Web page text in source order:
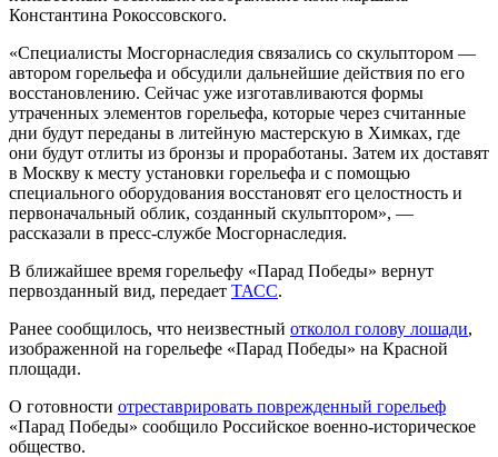
Константина Рокоссовского.
«Специалисты Мосгорнаследия связались со скульптором —
автором горельефа и обсудили дальнейшие действия по его
восстановлению. Сейчас уже изготавливаются формы
утраченных элементов горельефа, которые через считанные
дни будут переданы в литейную мастерскую в Химках, где
они будут отлиты из бронзы и проработаны. Затем их доставят
в Москву к месту установки горельефа и с помощью
специального оборудования восстановят его целостность и
первоначальный облик, созданный скульптором», —
рассказали в пресс-службе Мосгорнаследия.
В ближайшее время горельефу «Парад Победы» вернут
первозданный вид, передает ТАСС.
Ранее сообщилось, что неизвестный отколол голову лошади,
изображенной на горельефе «Парад Победы» на Красной
площади.
О готовности отреставрировать поврежденный горельеф
«Парад Победы» сообщило Российское военно-историческое
общество.